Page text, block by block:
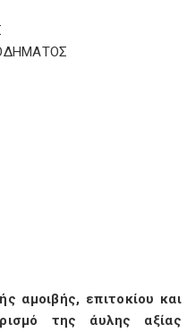
αμοιβής, επιτοκίου και
της άυλης αξίας